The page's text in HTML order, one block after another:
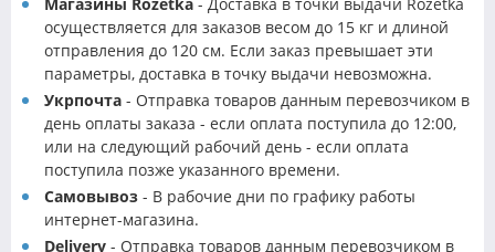
осуществляется для заказов весом до 15 кг и длиной
отправления до 120 см. Если заказ превышает эти
параметры, доставка в точку выдачи невозможна.
Укрпочта - Отправка товаров данным перевозчиком в
день оплаты заказа - если оплата поступила до 12:00,
или на следующий рабочий день - если оплата
поступила позже указанного времени.
Самовывоз - В рабочие дни по графику работы
интернет-магазина.
Delivery - Отправка товаров данным перевозчиком в